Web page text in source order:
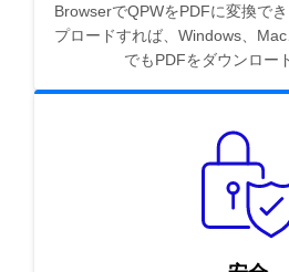
BrowserでQPWをPDFに変換で
プロードすれば、Windows、
でもPDFをダウンロー